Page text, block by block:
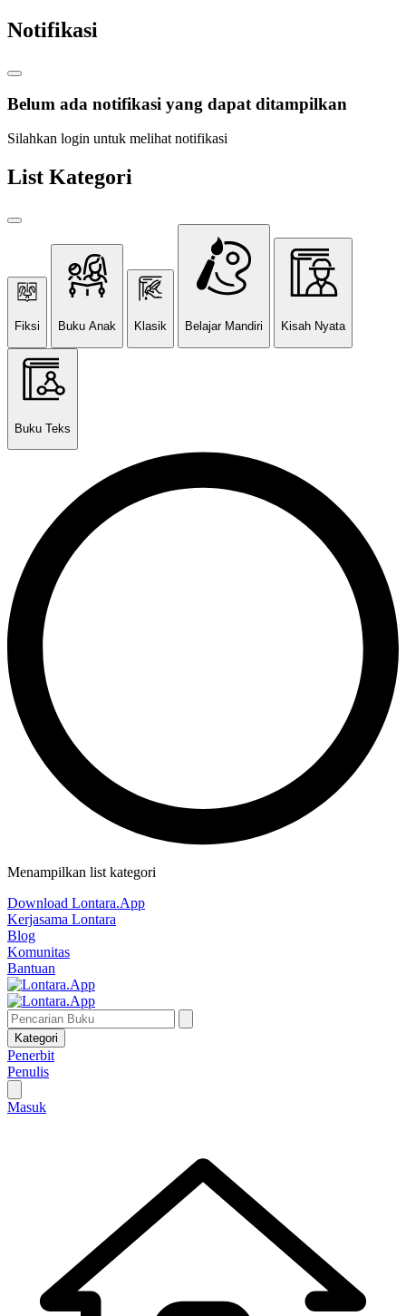
Notifikasi
Belum ada notifikasi yang dapat ditampilkan
Silahkan login untuk melihat notifikasi
List Kategori
Fiksi Buku Anak Klasik Belajar Mandiri Kisah Nyata
Buku Teks
Menampilkan list kategori
Download Lontara.App
Kerjasama Lontara
Blog
Komunitas
Bantuan
Kategori
Penerbit
Penulis
Masuk